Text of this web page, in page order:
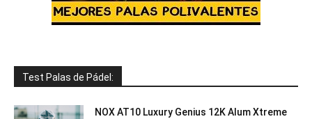
Test Palas de Pádel:
NOX AT10 Luxury Genius 12K Alum Xtreme